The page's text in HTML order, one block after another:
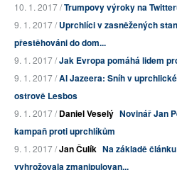
10. 1. 2017 /Trumpovy výroky na
9. 1. 2017 /Uprchlíci v zasněžených
přestěhováni do dom...
9. 1. 2017 /Jak Evropa pomáhá lidem
9. 1. 2017 /Al Jazeera: Sníh v
ostrově Lesbos
9. 1. 2017 /Daniel Veselý Novinář Jan
kampaň proti uprchlíkům
9. 1. 2017 /Jan Čulík Na základě
vyhrožovala zmanipulovan...